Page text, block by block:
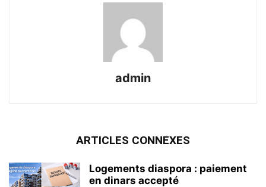
admin
ARTICLES CONNEXES
Logements diaspora : paiement
en dinars accepté